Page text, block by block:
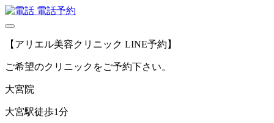
電話予約
【アリエル美容クリニック LINE予約】
ご希望のクリニックをご予約下さい。
大宮院
大宮駅徒歩1分